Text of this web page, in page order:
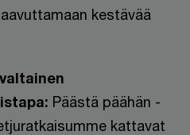
kestävää
Päästä päähän -
kattavat